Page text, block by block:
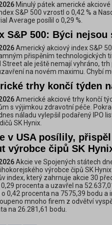
Minulý pátek americké
S&P 500 vzrostl o 0,42 % a
Average posílil o 0,29 %.
S&P 500: Býci
Americký akciový index S&P
přispěním technologických
Street ale ještě nemají vyhráno,
na novém maximu. Chybí
trhy končí týden
Americké akciové trhy končí
s výjimkou zdravotní péče.
náladu vylepšil podařený IPO
SK Hynix.
v USA posílily,
výrobce čipů SK
Akcie ve Spojených státech
výrobce čipů SK
index, který zahrnuje akcie 30
procenta a uzavřel na
0,42 procenta na 7575,39 bodu a
mnoho firem z odvětví
na 26.281,61 bodu.